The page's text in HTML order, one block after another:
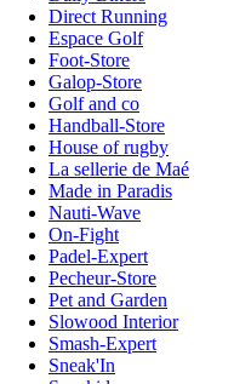
Direct Running
Espace Golf
Foot-Store
Galop-Store
Golf and co
Handball-Store
House of rugby
La sellerie de Maé
Made in Paradis
Nauti-Wave
On-Fight
Padel-Expert
Pecheur-Store
Pet and Garden
Slowood Interior
Smash-Expert
Sneak'In